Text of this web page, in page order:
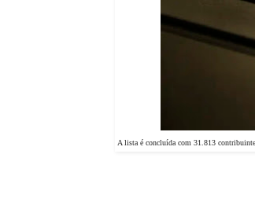
A lista é concluída com 31.813